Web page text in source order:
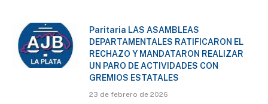
Paritaria LAS ASAMBLEAS
DEPARTAMENTALES RATIFICARON EL
RECHAZO Y MANDATARON REALIZAR
UN PARO DE ACTIVIDADES CON
GREMIOS ESTATALES
23 de febrero de 2026